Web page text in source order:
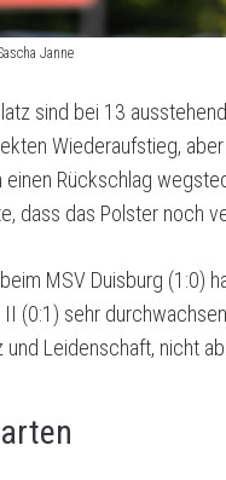
Janne
sind bei 13
Wiederaufstieg,
Rückschlag
dass das Polster noch
MSV Duisburg (1:0)
(0:1) sehr
Leidenschaft, nicht